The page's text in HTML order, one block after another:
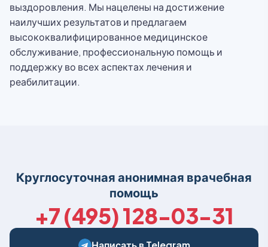
выздоровления. Мы нацелены на достижение
наилучших результатов и предлагаем
высококвалифицированное медицинское
обслуживание, профессиональную помощь и
поддержку во всех аспектах лечения и
реабилитации.
Круглосуточная анонимная врачебная
помощь
+7 (495) 128-03-31